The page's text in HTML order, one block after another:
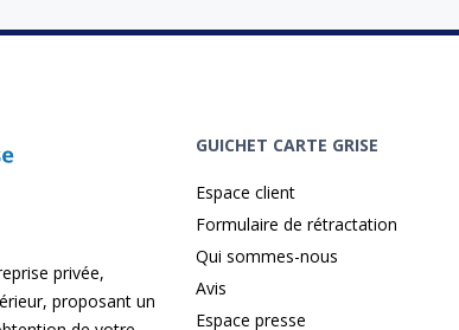
privée,
proposant un
GUICHET CARTE GRISE
Espace client
Formulaire de rétractation
Qui sommes-nous
Avis
Espace presse